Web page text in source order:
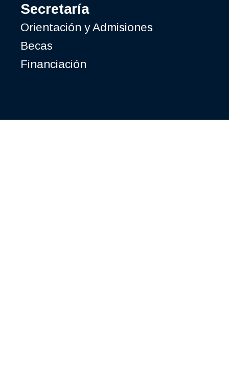
Secretaría
Orientación y Admisiones
Becas
Financiación